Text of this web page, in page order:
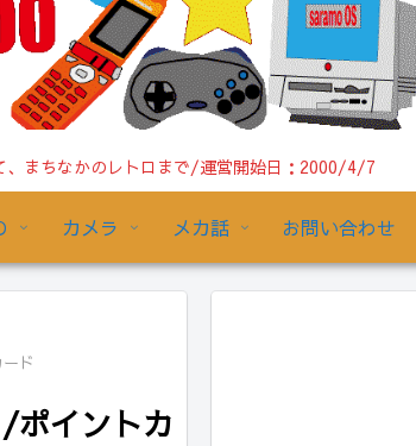
、まちなかのレトロまで/運営開始日：2000/4/7
カメラ メカ話 お問い合わせ
ド
ポイントカ